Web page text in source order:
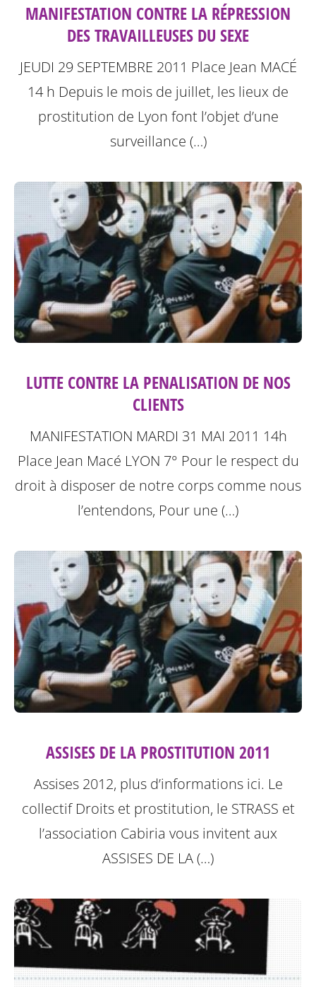
MANIFESTATION CONTRE LA RÉPRESSION
DES TRAVAILLEUSES DU SEXE
JEUDI 29 SEPTEMBRE 2011 Place Jean MACÉ
14 h Depuis le mois de juillet, les lieux de
prostitution de Lyon font l’objet d’une
surveillance (…)
LUTTE CONTRE LA PENALISATION DE NOS
CLIENTS
MANIFESTATION MARDI 31 MAI 2011 14h
Place Jean Macé LYON 7° Pour le respect du
droit à disposer de notre corps comme nous
l’entendons, Pour une (…)
ASSISES DE LA PROSTITUTION 2011
Assises 2012, plus d’informations ici. Le
collectif Droits et prostitution, le STRASS et
l’association Cabiria vous invitent aux
ASSISES DE LA (…)